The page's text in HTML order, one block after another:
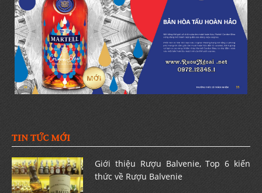
TIN TỨC MỚI
Giới thiệu Rượu Balvenie, Top 6 kiến
thức về Rượu Balvenie